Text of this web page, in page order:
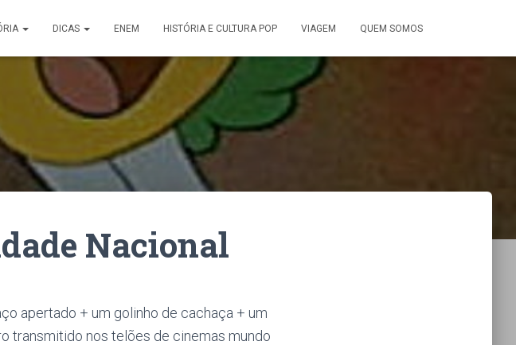
DICAS ENEM HISTÓRIA E CULTURA POP VIAGEM QUEM SOMOS
Nacional
apertado + um golinho de cachaça + um
transmitido nos telões de cinemas mundo